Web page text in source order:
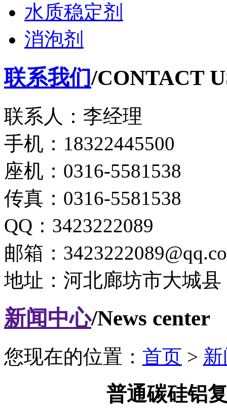
水质稳定剂
消泡剂
联系我们/CONTACT
联系人：李经理
手机：18322445500
座机：0316-5581538
传真：0316-5581538
QQ：3423222089
邮箱：
地址：河北廊坊市大城县
新闻中心/News center
您现在的位置： 首页 >
普通碳硅铝